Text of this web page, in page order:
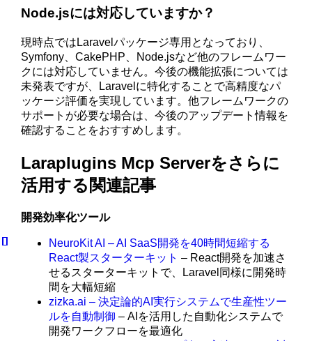
Node.jsには対応していますか？
現時点ではLaravelパッケージ専用となっており、
Symfony、CakePHP、Node.jsなど他のフレームワー
クには対応していません。今後の機能拡張については
未発表ですが、Laravelに特化することで高精度なパ
ッケージ評価を実現しています。他フレームワークの
サポートが必要な場合は、今後のアップデート情報を
確認することをおすすめします。
Laraplugins Mcp Serverをさらに
活用する関連記事
開発効率化ツール
NeuroKit AI – AI SaaS開発を40時間短縮する
React製スターターキット – React開発を加速さ
せるスターターキットで、Laravel同様に開発時
間を大幅短縮
zizka.ai – 決定論的AI実行システムで生産性ツー
ルを自動制御 – AIを活用した自動化システムで
開発ワークフローを最適化